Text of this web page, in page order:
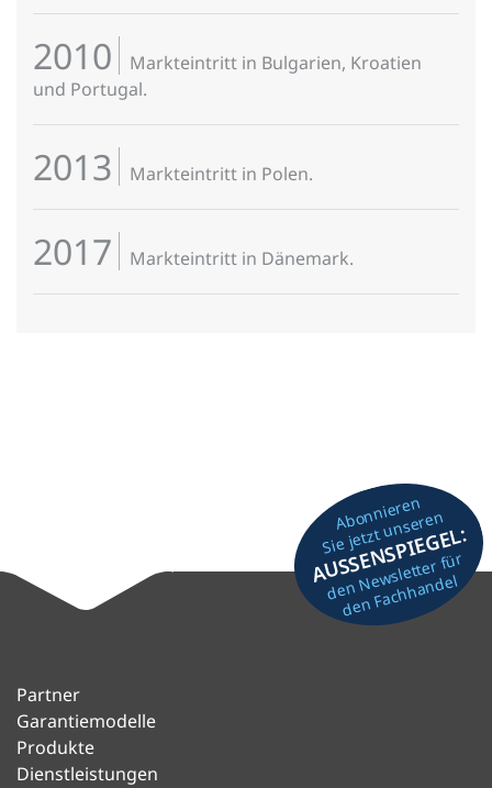
2010
Markteintritt in Bulgarien, Kroatien
und Portugal.
2013 Markteintritt in Polen.
2017 Markteintritt in Dänemark.
Abonnieren
Sie jetzt unseren
AUSSENSPIEGEL:
den Newsletter für
den Fachhandel
Partner
Garantiemodelle
Produkte
Dienstleistungen